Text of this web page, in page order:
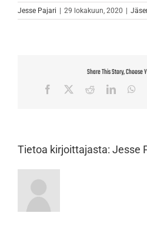
Jesse Pajari | 29 lokakuun, 2020 |
Share This Story, Choose
Facebook RedditLinkedIn
Tietoa kirjoittajasta: Jesse